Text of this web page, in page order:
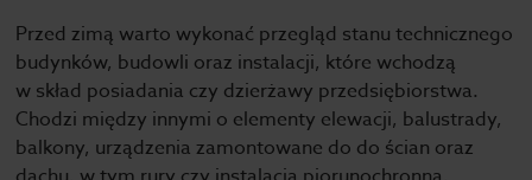
Przed zimą warto wykonać przegląd stanu technicznego
budynków, budowli oraz instalacji, które wchodzą
w skład posiadania czy dzierżawy przedsiębiorstwa.
Chodzi między innymi o elementy elewacji, balustrady,
balkony, urządzenia zamontowane do do ścian oraz